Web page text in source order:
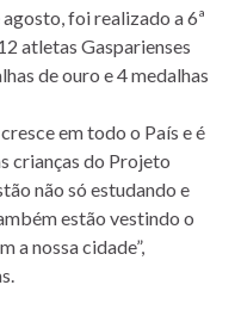
foi realizado a 6ª
atletas Gasparienses
de ouro e 4 medalhas
em todo o País e é
crianças do Projeto
não só estudando e
estão vestindo o
a nossa cidade”,